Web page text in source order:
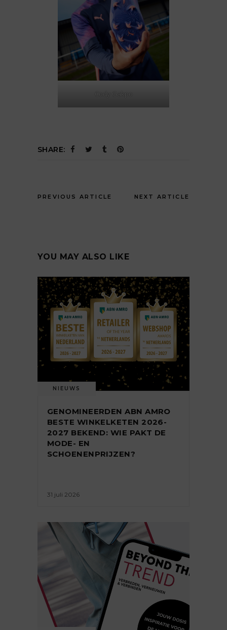
Cody Gakpo
SHARE:
PREVIOUS ARTICLE NEXT ARTICLE
YOU MAY ALSO LIKE
NIEUWS
GENOMINEERDEN ABN AMRO
BESTE WINKELKETEN 2026-
2027 BEKEND: WIE PAKT DE
MODE- EN
SCHOENENPRIJZEN?
31 juli 2026